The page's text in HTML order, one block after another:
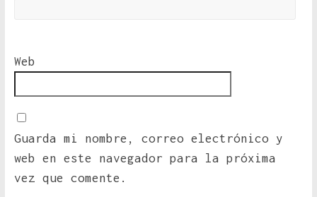
Web
Guarda mi nombre, correo electrónico y
web en este navegador para la próxima
vez que comente.